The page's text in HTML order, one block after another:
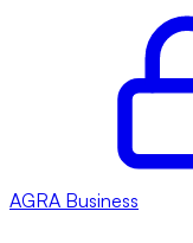
AGRA Business